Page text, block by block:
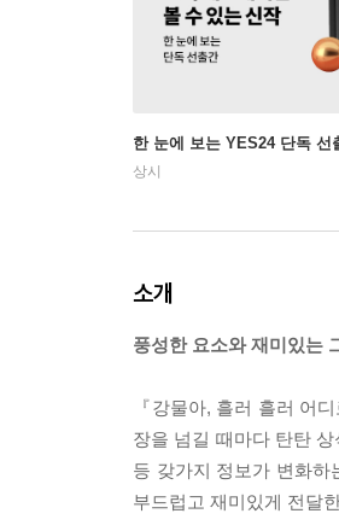
한 눈에 보는 YES24 단독 선
상시
소개
풍성한 요소와 재미있는
『강물아, 흘러 흘러 어
장을 넘길 때마다 탄탄
등 갖가지 정보가 변화하
부드럽고 재미있게 전달